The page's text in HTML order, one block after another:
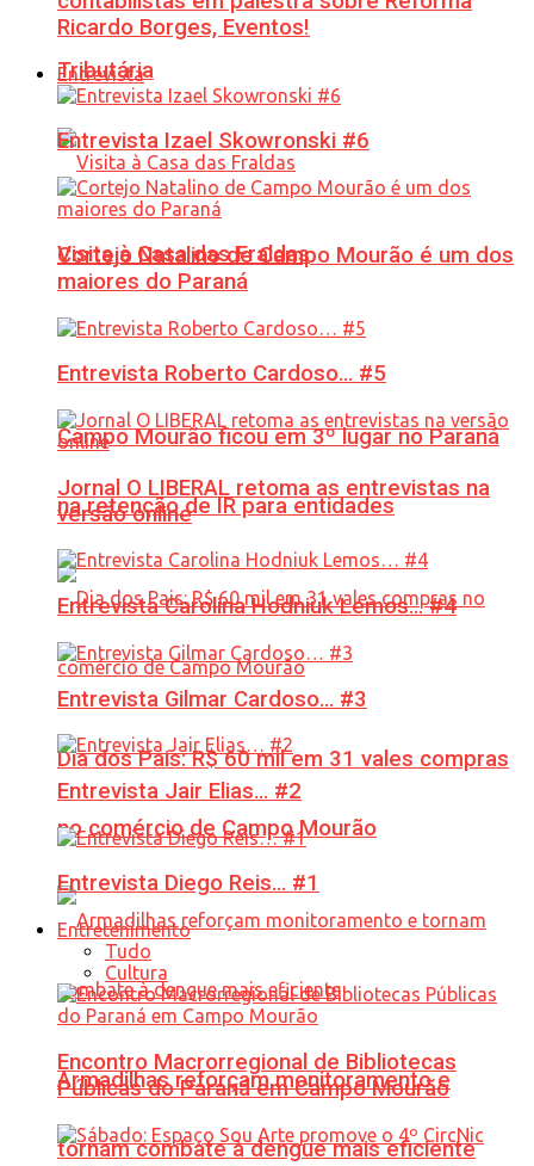
Tributária
Visita à Casa das Fraldas
Campo Mourão ficou em 3º lugar no Paraná
na retenção de IR para entidades
Dia dos Pais: R$ 60 mil em 31 vales compras
no comércio de Campo Mourão
Armadilhas reforçam monitoramento e
tornam combate à dengue mais eficiente
Ricardo Borges, Eventos!
Entrevista
Entrevista Izael Skowronski #6
Cortejo Natalino de Campo Mourão é um dos
maiores do Paraná
Entrevista Roberto Cardoso… #5
Jornal O LIBERAL retoma as entrevistas na
versão online
Entrevista Carolina Hodniuk Lemos… #4
Entrevista Gilmar Cardoso… #3
Entrevista Jair Elias… #2
Entrevista Diego Reis… #1
Entretenimento
Tudo
Cultura
Encontro Macrorregional de Bibliotecas
Públicas do Paraná em Campo Mourão